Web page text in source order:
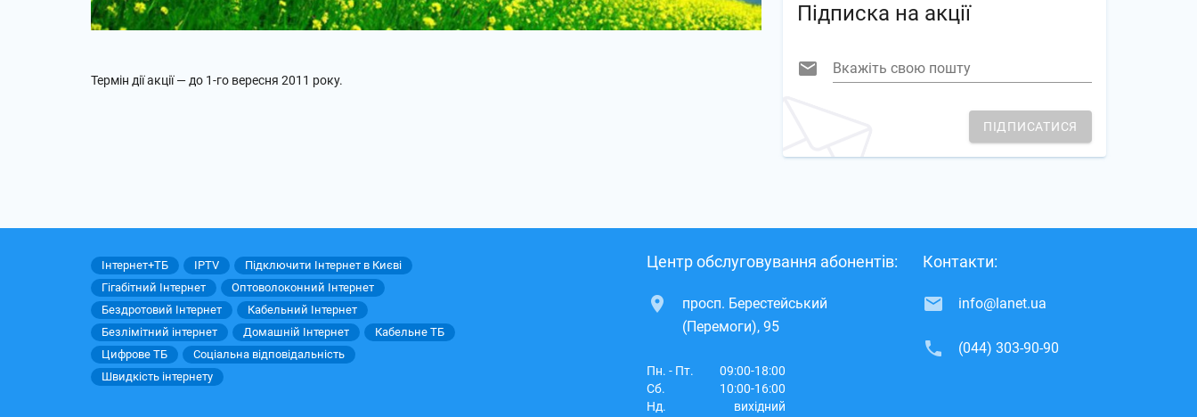
Термін дії акції — до 1-го вересня 2011 року.
Підписка на акції
Вкажіть свою пошту
ПІДПИСАТИСЯ
Центр обслуговування абонентів:
просп. Берестейський
(Перемоги), 95
Пн. - Пт.
09:00-18:00
Сб.
10:00-16:00
Нд.
вихідний
Контакти:
info@lanet.ua
(044) 303-90-90
Інтернет+ТБ IPTV
Підключити Інтернет в Києві
Гігабітний Інтернет
Оптоволоконний Інтернет
Бездротовий Інтернет
Кабельний Інтернет
Безлімітний інтернет
Домашній Інтернет
Кабельне ТБ
Цифрове ТБ
Соціальна відповідальність
Швидкість інтернету